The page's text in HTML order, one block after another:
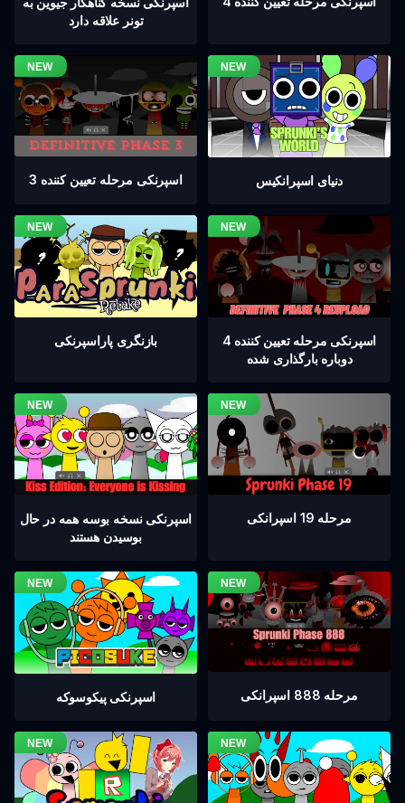
تونر علاقه دارد
اسپرنکی مرحله تعیین کننده 3 دنیای اسپرانکیس
بازنگری پاراسپرنکی
اسپرنکی مرحله تعیین کننده 4
دوباره بارگذاری شده
اسپرنکی نسخه بوسه همه در حال
بوسیدن هستند
مرحله 19 اسپرانکی
اسپرنکی پیکوسوکه مرحله 888 اسپرانکی